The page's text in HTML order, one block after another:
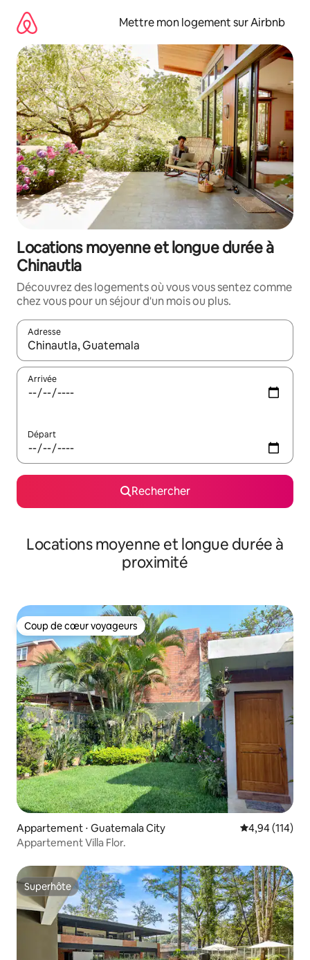
directement
contenu
Mettre mon logement sur Airbnb
Locations moyenne et longue durée à
Chinautla
Découvrez des logements où vous vous sentez comme
chez vous pour un séjour d'un mois ou plus.
Adresse
Lorsque les résultats s'affichent, utilisez les flèches vers le
Arrivée
Départ
Rechercher
Locations moyenne et longue durée à
proximité
Coup de cœur voyageurs
Coup de cœur voyageurs
Appartement ⋅ Guatemala City Évaluation
4,94 (114)
Appartement Villa Flor.
Superhôte
Superhôte